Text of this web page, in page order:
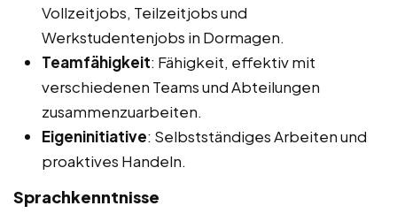
Vollzeitjobs, Teilzeitjobs und
Werkstudentenjobs in Dormagen.
Teamfähigkeit: Fähigkeit, effektiv mit
verschiedenen Teams und Abteilungen
zusammenzuarbeiten.
Eigeninitiative: Selbstständiges Arbeiten und
proaktives Handeln.
Sprachkenntnisse